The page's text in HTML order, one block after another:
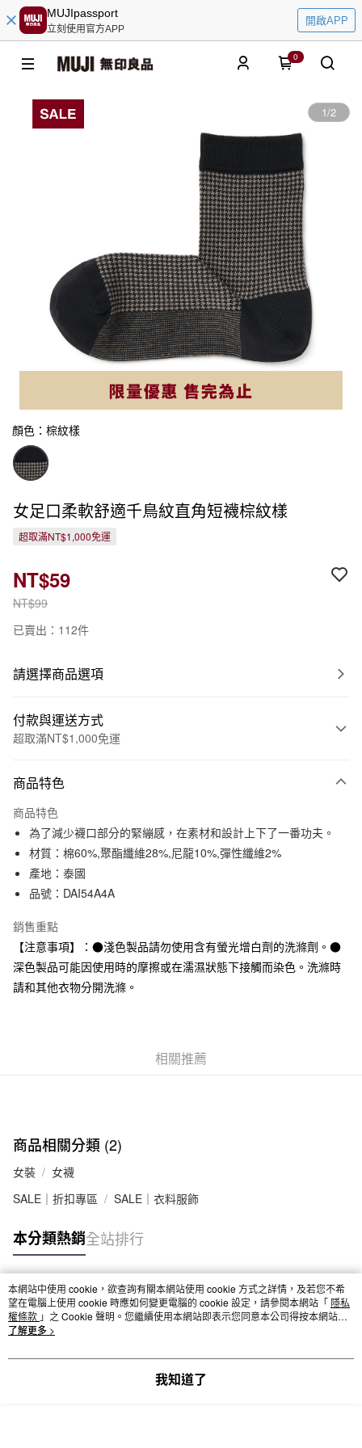
MUJIpassport
立刻使用官方APP
開啟APP
0
1/2
顏色：棕紋樣
女足口柔軟舒適千鳥紋直角短襪棕紋樣
超取滿NT$1,000免運
NT$99
NT$59
已賣出：112件
請選擇商品選項
付款與運送方式
超取滿NT$1,000免運
信用卡一次付款
信用卡分期付款
3 期 0 利率 每期NT$19
合作金庫商業銀行
華南商業銀行
國泰世華商業銀行
臺灣中小企業銀行
台中商業銀行
匯豐（台灣）商業銀行
華泰商業銀行
聯邦商業銀行
遠東國際商業銀行
元大商業銀行
超商取貨付款
Apple Pay
街口支付
悠遊付
每筆NT$65，滿NT$1,000(含以上)免運費
7-11取貨付款
每筆NT$65，滿NT$1,000(含以上)免運費
每筆NT$65，滿NT$1,000(含以上)免運費
宅配
每筆NT$150，滿NT$2,000(含以上)免運費
無印良品門市自取
商品特色
商品特色
為了減少襪口部分的緊繃感，在素材和設計上下了一番功夫。
材質：棉60%,聚酯纖維28%,尼龍10%,彈性纖維2%
產地：泰國
品號：DAI54A4A
銷售重點
【注意事項】：●淺色製品請勿使用含有螢光增白劑的洗滌劑。●
深色製品可能因使用時的摩擦或在濡濕狀態下接觸而染色。洗滌時
請和其他衣物分開洗滌。
相關推薦
商品相關分類 (2)
女裝
女襪
SALE｜折扣專區
SALE｜衣料服飾
本分類熱銷全站排行
熱門標籤
本網站中使用 cookie，欲查詢有關本網站使用 cookie 方式之詳情，及若您不希
望在電腦上使用 cookie 時應如何變更電腦的 cookie 設定，請參閱本網站「 隱私
權條款 」之 Cookie 聲明。您繼續使用本網站即表示您同意本公司得按本網站使
用條款之 Cookie 聲明使用 cookie。
了解更多 >
我知道了